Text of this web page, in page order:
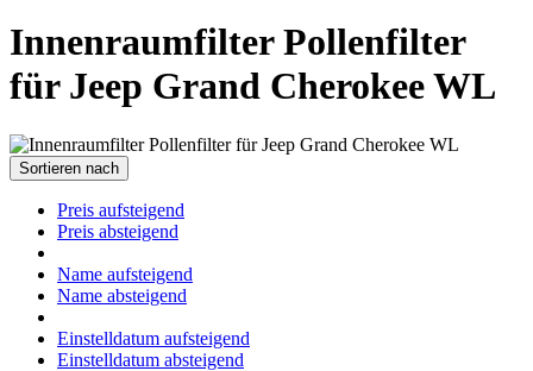
Innenraumfilter Pollenfilter
für Jeep Grand Cherokee WL
Sortieren nach
Preis aufsteigend
Preis absteigend
Name aufsteigend
Name absteigend
Einstelldatum aufsteigend
Einstelldatum absteigend